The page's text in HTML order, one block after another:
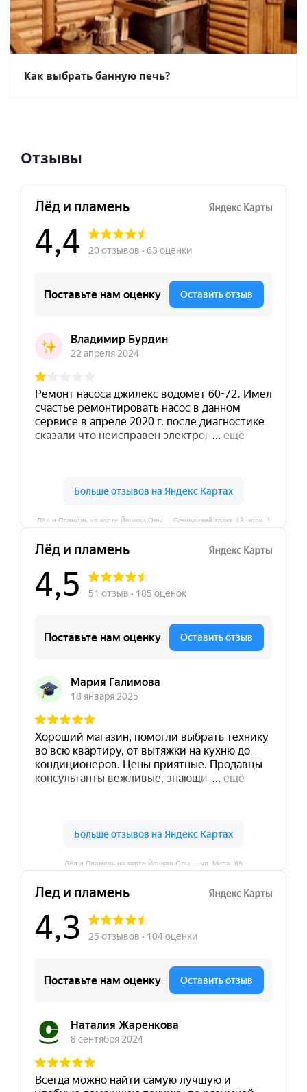
Как выбрать банную печь?
Отзывы
Лёд и Пламень на карте Йошкар‑Олы — Сернурский тракт, 13, корп. 1
Лёд и Пламень на карте Йошкар‑Олы — ул. Мира, 68